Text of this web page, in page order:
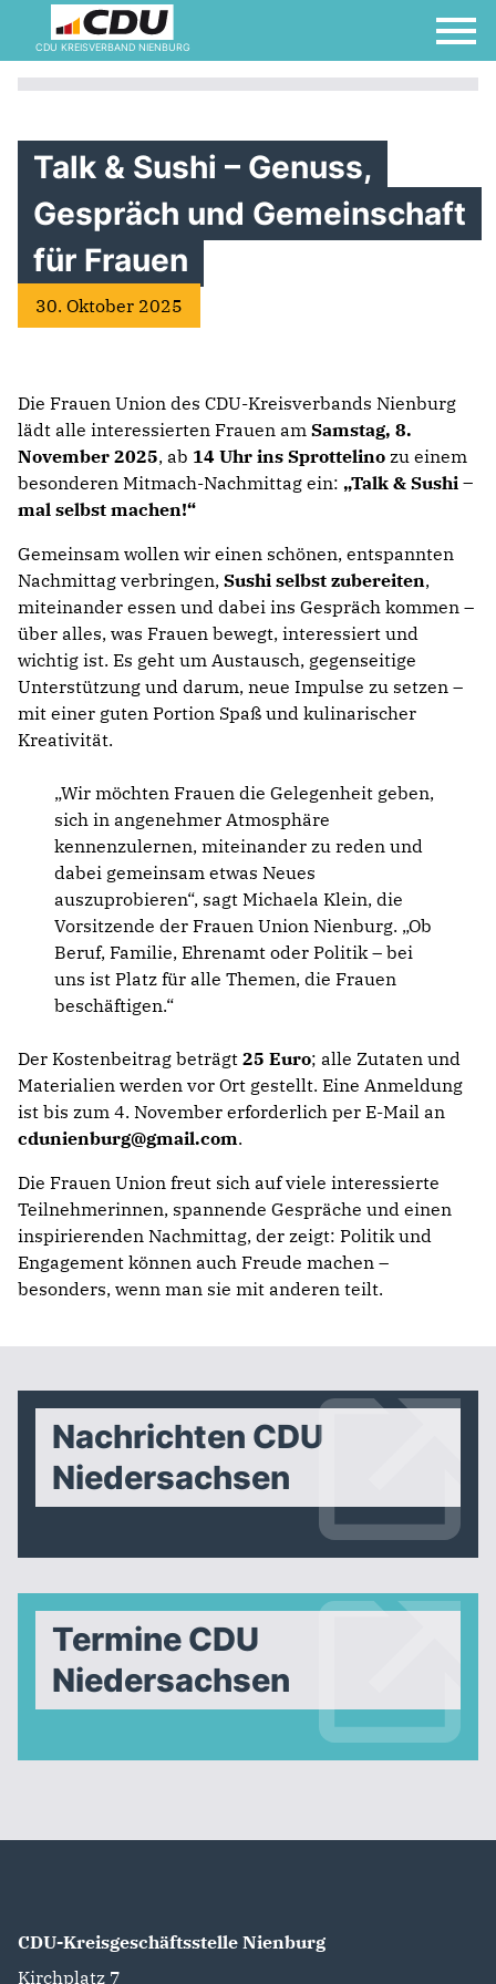
CDU KREISVERBAND NIENBURG
Talk & Sushi – Genuss,
Gespräch und Gemeinschaft
für Frauen
30. Oktober 2025
Die Frauen Union des CDU-Kreisverbands Nienburg
lädt alle interessierten Frauen am Samstag, 8.
November 2025, ab 14 Uhr ins Sprottelino zu einem
besonderen Mitmach-Nachmittag ein: „Talk & Sushi –
mal selbst machen!“
Gemeinsam wollen wir einen schönen, entspannten
Nachmittag verbringen, Sushi selbst zubereiten,
miteinander essen und dabei ins Gespräch kommen –
über alles, was Frauen bewegt, interessiert und
wichtig ist. Es geht um Austausch, gegenseitige
Unterstützung und darum, neue Impulse zu setzen –
mit einer guten Portion Spaß und kulinarischer
Kreativität.
„Wir möchten Frauen die Gelegenheit geben,
sich in angenehmer Atmosphäre
kennenzulernen, miteinander zu reden und
dabei gemeinsam etwas Neues
auszuprobieren“, sagt Michaela Klein, die
Vorsitzende der Frauen Union Nienburg. „Ob
Beruf, Familie, Ehrenamt oder Politik – bei
uns ist Platz für alle Themen, die Frauen
beschäftigen.“
Der Kostenbeitrag beträgt 25 Euro; alle Zutaten und
Materialien werden vor Ort gestellt. Eine Anmeldung
ist bis zum 4. November erforderlich per E-Mail an
cdunienburg@gmail.com.
Die Frauen Union freut sich auf viele interessierte
Teilnehmerinnen, spannende Gespräche und einen
inspirierenden Nachmittag, der zeigt: Politik und
Engagement können auch Freude machen –
besonders, wenn man sie mit anderen teilt.
Nachrichten CDU
Niedersachsen
Termine CDU
Niedersachsen
CDU-Kreisgeschäftsstelle Nienburg
Kirchplatz 7